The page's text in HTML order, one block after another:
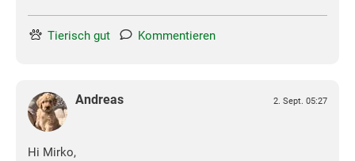
Tierisch gut Kommentieren
Andreas 2. Sept. 05:27
Hi Mirko,